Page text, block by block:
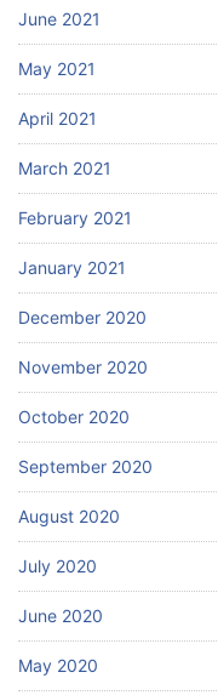
June 2021
May 2021
April 2021
March 2021
February 2021
January 2021
December 2020
November 2020
October 2020
September 2020
August 2020
July 2020
June 2020
May 2020